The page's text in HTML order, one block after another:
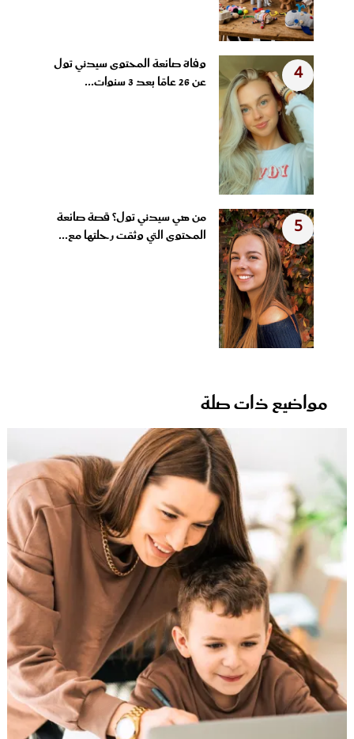
4
وفاة صانعة المحتوى سيدني تول
عن 26 عامًا بعد 3 سنوات...
5
من هي سيدني تول؟ قصة صانعة
المحتوى التي وثقت رحلتها مع...
مواضيع ذات صلة